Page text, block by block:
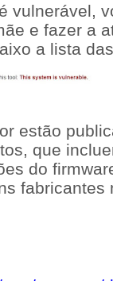
vulnerável,
e fazer a
a lista
estão
que
do
fabricantes